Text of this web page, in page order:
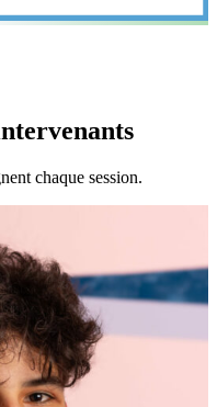
chaque session.